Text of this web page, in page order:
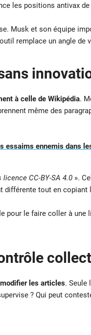
les positions antivax de
Musk et son équipe
remplace un angle de
à celle de Wikipédia.
même des
essaims ennemis dans
CC-BY-SA 4.0».
tout en copiant
pour le faire coller à une
les articles. Seule
? Qui peut